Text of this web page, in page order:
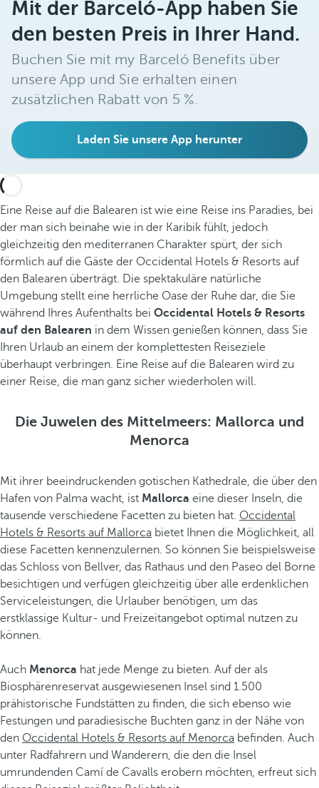
Mit der Barceló-App haben Sie
den besten Preis in Ihrer Hand.
Buchen Sie mit my Barceló Benefits über
unsere App und Sie erhalten einen
zusätzlichen Rabatt von 5 %.
Laden Sie unsere App herunter
Eine Reise auf die Balearen ist wie eine Reise ins Paradies, bei
der man sich beinahe wie in der Karibik fühlt, jedoch
gleichzeitig den mediterranen Charakter spürt, der sich
förmlich auf die Gäste der Occidental Hotels & Resorts auf
den Balearen überträgt. Die spektakuläre natürliche
Umgebung stellt eine herrliche Oase der Ruhe dar, die Sie
während Ihres Aufenthalts bei Occidental Hotels & Resorts
auf den Balearen in dem Wissen genießen können, dass Sie
Ihren Urlaub an einem der komplettesten Reiseziele
überhaupt verbringen. Eine Reise auf die Balearen wird zu
einer Reise, die man ganz sicher wiederholen will.
Die Juwelen des Mittelmeers: Mallorca und
Menorca
Mit ihrer beeindruckenden gotischen Kathedrale, die über den
Hafen von Palma wacht, ist Mallorca eine dieser Inseln, die
tausende verschiedene Facetten zu bieten hat. Occidental
Hotels & Resorts auf Mallorca bietet Ihnen die Möglichkeit, all
diese Facetten kennenzulernen. So können Sie beispielsweise
das Schloss von Bellver, das Rathaus und den Paseo del Borne
besichtigen und verfügen gleichzeitig über alle erdenklichen
Serviceleistungen, die Urlauber benötigen, um das
erstklassige Kultur- und Freizeitangebot optimal nutzen zu
können.
Auch Menorca hat jede Menge zu bieten. Auf der als
Biosphärenreservat ausgewiesenen Insel sind 1.500
prähistorische Fundstätten zu finden, die sich ebenso wie
Festungen und paradiesische Buchten ganz in der Nähe von
den Occidental Hotels & Resorts auf Menorca befinden. Auch
unter Radfahrern und Wanderern, die den die Insel
umrundenden Camí de Cavalls erobern möchten, erfreut sich